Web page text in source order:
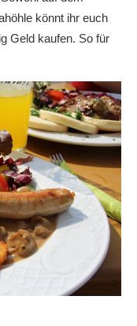
könnt ihr euch
Geld kaufen. So für